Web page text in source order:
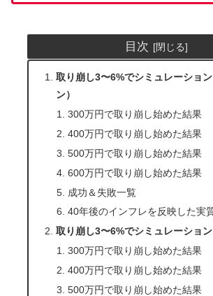
目次
取り崩し3〜6%でシミュレーショ
ン）
300万円で取り崩し始めた結果
400万円で取り崩し始めた結果
500万円で取り崩し始めた結果
600万円で取り崩し始めた結果
成功＆失敗一覧
40年後のインフレを反映した実
取り崩し3〜6%でシミュレーション
300万円で取り崩し始めた結果
400万円で取り崩し始めた結果
500万円で取り崩し始めた結果